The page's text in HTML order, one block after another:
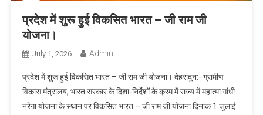
प्रदेश में शुरू हुई विकसित भारत – जी राम जी
योजना।
July 1, 2026 Admin
प्रदेश में शुरू हुई विकसित भारत – जी राम जी योजना। देहरादून:- ग्रामीण
विकास मंत्रालय, भारत सरकार के दिशा-निर्देशों के क्रम में राज्य में महात्मा गांधी
नरेगा योजना के स्थान पर विकसित भारत – जी राम जी योजना दिनांक 1 जुलाई